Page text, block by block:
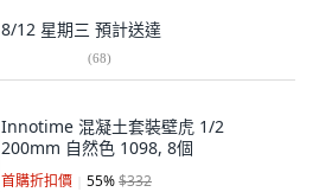
8/12 星期三 預計送達
(68)
Innotime 混凝土套裝壁虎 1/2
200mm 自然色 1098, 8個
首購折扣價 55%$332